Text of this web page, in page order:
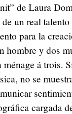
de Laura
un real
para la
hombre y dos
á trois.
no se
cargada